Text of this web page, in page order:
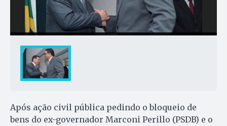
Após ação civil pública pedindo o bloqueio de
bens do ex-governador Marconi Perillo (PSDB) e o